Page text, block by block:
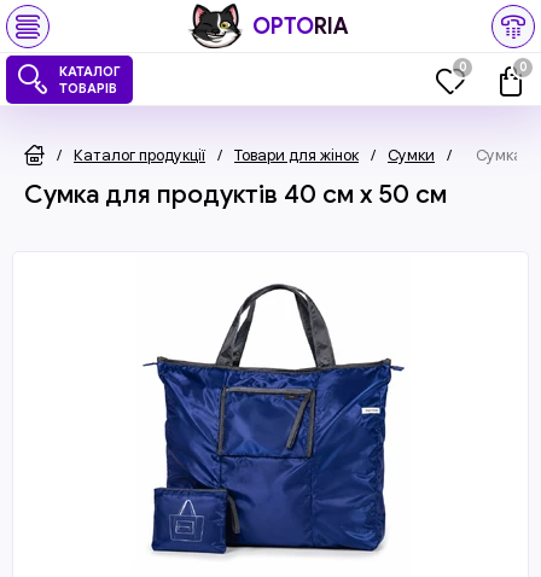
OPTORIA
КАТАЛОГ
ТОВАРІВ
0 0
/ Каталог продукції / Товари для жінок / Сумки / Сумка
Сумка для продуктів 40 см x 50 см